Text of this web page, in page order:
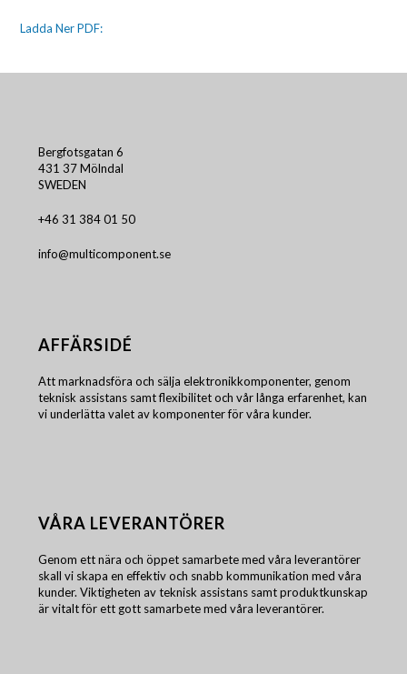
Ladda Ner PDF:
Bergfotsgatan 6
431 37 Mölndal
SWEDEN
+46 31 384 01 50
info@multicomponent.se
AFFÄRSIDÉ
Att marknadsföra och sälja elektronikkomponenter, genom
teknisk assistans samt flexibilitet och vår långa erfarenhet, kan
vi underlätta valet av komponenter för våra kunder.
VÅRA LEVERANTÖRER
Genom ett nära och öppet samarbete med våra leverantörer
skall vi skapa en effektiv och snabb kommunikation med våra
kunder. Viktigheten av teknisk assistans samt produktkunskap
är vitalt för ett gott samarbete med våra leverantörer.